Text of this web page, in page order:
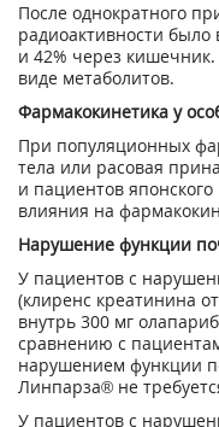
После однократного
радиоактивности
и 42% через
виде метаболитов.
Фармакокинетика у
При популяционных
тела или расовая
и пациентов
влияния на
Нарушение функции
У пациентов с
(клиренс креатинина
внутрь 300 мг
сравнению с
нарушением функции
Линпарза® не
У пациентов с